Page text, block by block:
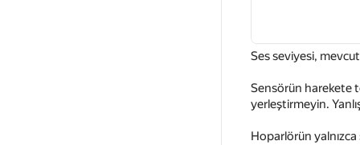
Ses seviyesi,
Sensörün harekete
yerleştirmeyin.
Hoparlörün